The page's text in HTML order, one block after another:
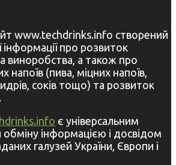
www.techdrinks.info створений
інформації про розвиток
виноробства, а також про
напоїв (пива, міцних напоїв,
соків тощо) та розвиток
є універсальним
інформацією і досвідом
галузей України, Європи і